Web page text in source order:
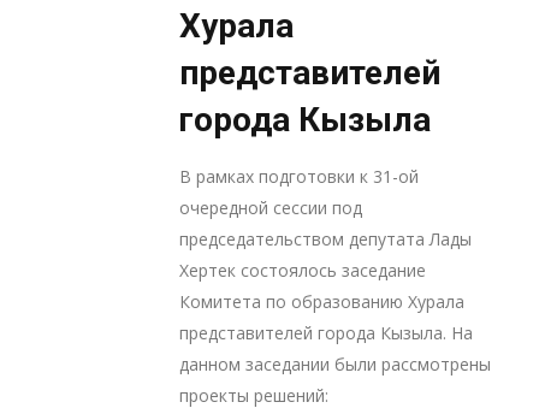
Хурала
представителей
города Кызыла
В рамках подготовки к 31-ой
очередной сессии под
председательством депутата Лады
Хертек состоялось заседание
Комитета по образованию Хурала
представителей города Кызыла. На
данном заседании были рассмотрены
проекты решений: